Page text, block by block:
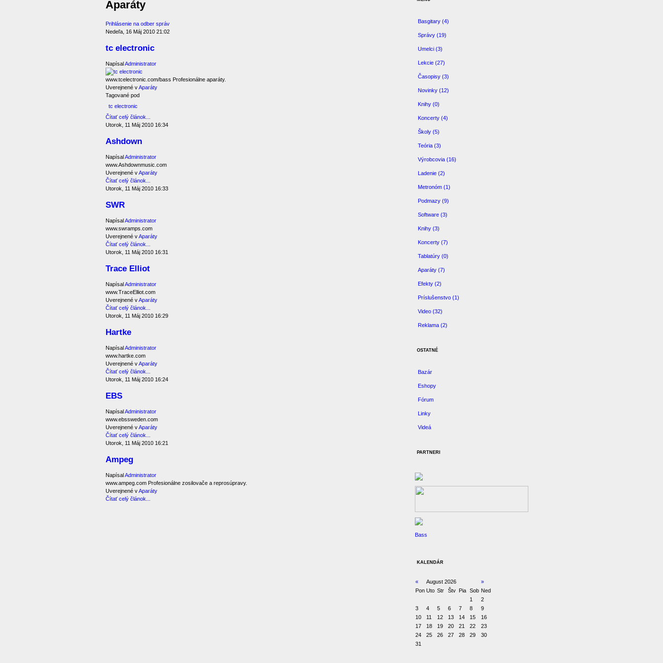
Aparáty
Prihlásenie na odber správ
Nedeľa, 16 Máj 2010 21:02
tc electronic
NapísalAdministrator
www.tcelectronic.com/bass Profesionálne aparáty.
Uverejnené vAparáty
Tagované pod
tc electronic
Čítať celý článok...
Utorok, 11 Máj 2010 16:34
Ashdown
NapísalAdministrator
www.Ashdownmusic.com
Uverejnené vAparáty
Čítať celý článok...
Utorok, 11 Máj 2010 16:33
SWR
NapísalAdministrator
www.swramps.com
Uverejnené vAparáty
Čítať celý článok...
Utorok, 11 Máj 2010 16:31
Trace Elliot
NapísalAdministrator
www.TraceElliot.com
Uverejnené vAparáty
Čítať celý článok...
Utorok, 11 Máj 2010 16:29
Hartke
NapísalAdministrator
www.hartke.com
Uverejnené vAparáty
Čítať celý článok...
Utorok, 11 Máj 2010 16:24
EBS
NapísalAdministrator
www.ebssweden.com
Uverejnené vAparáty
Čítať celý článok...
Utorok, 11 Máj 2010 16:21
Ampeg
NapísalAdministrator
www.ampeg.com Profesionálne zosilovače a reprosúpravy.
Uverejnené vAparáty
Čítať celý článok...
Basgitary (4)
Správy (19)
Umelci (3)
Lekcie (27)
Časopisy (3)
Novinky (12)
Knihy (0)
Koncerty (4)
Školy (5)
Teória (3)
Výrobcovia (16)
Ladenie (2)
Metronóm (1)
Podmazy (9)
Software (3)
Knihy (3)
Koncerty (7)
Tablatúry (0)
Aparáty (7)
Efekty (2)
Príslušenstvo (1)
Video (32)
Reklama (2)
OSTATNÉ
Bazár
Eshopy
Fórum
Linky
Videá
PARTNERI
Bass
KALENDÁR
« August 2026
»
Pon Uto Str Štv Pia Sob Ned
1
2
3
4 5 6 7 8
9
10
11 12 13 14 15
16
17
18 19 20 21 22
23
24
25 26 27 28 29
30
31